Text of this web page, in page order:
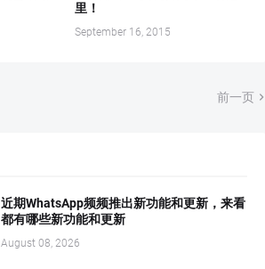
里！
September 16, 2015
前一页
近期WhatsApp频频推出新功能和更新，来看
都有哪些新功能和更新
August 08, 2026